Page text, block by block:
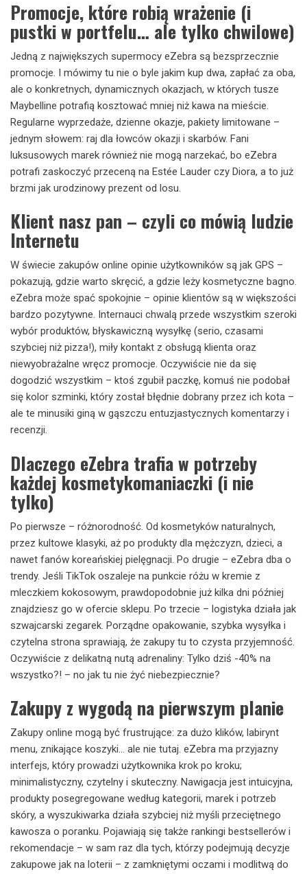
Promocje, które robią wrażenie (i
pustki w portfelu… ale tylko chwilowe)
Jedną z największych supermocy eZebra są bezsprzecznie
promocje. I mówimy tu nie o byle jakim kup dwa, zapłać za oba,
ale o konkretnych, dynamicznych okazjach, w których tusze
Maybelline potrafią kosztować mniej niż kawa na mieście.
Regularne wyprzedaże, dzienne okazje, pakiety limitowane –
jednym słowem: raj dla łowców okazji i skarbów. Fani
luksusowych marek również nie mogą narzekać, bo eZebra
potrafi zaskoczyć przeceną na Estée Lauder czy Diora, a to już
brzmi jak urodzinowy prezent od losu.
Klient nasz pan – czyli co mówią ludzie
Internetu
W świecie zakupów online opinie użytkowników są jak GPS –
pokazują, gdzie warto skręcić, a gdzie leży kosmetyczne bagno.
eZebra może spać spokojnie – opinie klientów są w większości
bardzo pozytywne. Internauci chwalą przede wszystkim szeroki
wybór produktów, błyskawiczną wysyłkę (serio, czasami
szybciej niż pizza!), miły kontakt z obsługą klienta oraz
niewyobrażalne wręcz promocje. Oczywiście nie da się
dogodzić wszystkim – ktoś zgubił paczkę, komuś nie podobał
się kolor szminki, który został błędnie dobrany przez ich kota –
ale te minusiki giną w gąszczu entuzjastycznych komentarzy i
recenzji.
Dlaczego eZebra trafia w potrzeby
każdej kosmetykomaniaczki (i nie
tylko)
Po pierwsze – różnorodność. Od kosmetyków naturalnych,
przez kultowe klasyki, aż po produkty dla mężczyzn, dzieci, a
nawet fanów koreańskiej pielęgnacji. Po drugie – eZebra dba o
trendy. Jeśli TikTok oszaleje na punkcie różu w kremie z
mleczkiem kokosowym, prawdopodobnie już kilka dni później
znajdziesz go w ofercie sklepu. Po trzecie – logistyka działa jak
szwajcarski zegarek. Porządne opakowanie, szybka wysyłka i
czytelna strona sprawiają, że zakupy tu to czysta przyjemność.
Oczywiście z delikatną nutą adrenaliny: Tylko dziś -40% na
wszystko?! – no jak tu nie żyć niebezpiecznie?
Zakupy z wygodą na pierwszym planie
Zakupy online mogą być frustrujące: za dużo klików, labirynt
menu, znikające koszyki… ale nie tutaj. eZebra ma przyjazny
interfejs, który prowadzi użytkownika krok po kroku;
minimalistyczny, czytelny i skuteczny. Nawigacja jest intuicyjna,
produkty posegregowane według kategorii, marek i potrzeb
skóry, a wyszukiwarka działa szybciej niż myśli przeciętnego
kawosza o poranku. Pojawiają się także rankingi bestsellerów i
rekomendacje – w sam raz dla tych, którzy podejmują decyzje
zakupowe jak na loterii – z zamkniętymi oczami i modlitwą do